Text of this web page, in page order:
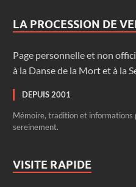
LA PROCESSION DE
Page personnelle et non
à la Danse de la Mort et à la
DEPUIS 2001
Mémoire, tradition et informations
sereinement.
VISITE RAPIDE